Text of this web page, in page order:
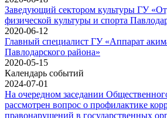
Заведующий сектором культуры ГУ
физической культуры и спорта
2020-06-12
Главный специалист ГУ «Аппарат
Павлодарского района»
2020-05-15
Календарь событий
2024-07-01
На очередном заседании
рассмотрен вопрос о профилактике
правонарушений в государственных